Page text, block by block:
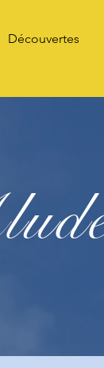
Découvertes